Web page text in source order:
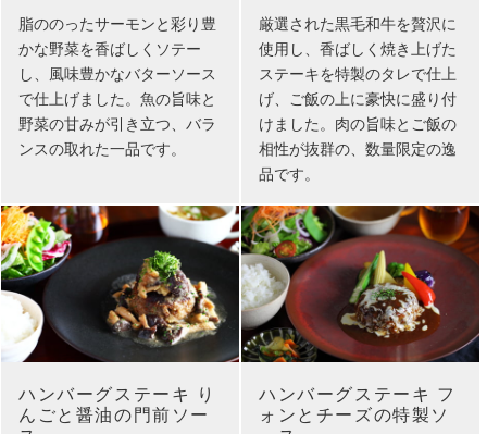
脂ののったサーモンと彩り豊
かな野菜を香ばしくソテー
し、風味豊かなバターソース
で仕上げました。魚の旨味と
野菜の甘みが引き立つ、バラ
ンスの取れた一品です。
厳選された黒毛和牛を贅沢に
使用し、香ばしく焼き上げた
ステーキを特製のタレで仕上
げ、ご飯の上に豪快に盛り付
けました。肉の旨味とご飯の
相性が抜群の、数量限定の逸
品です。
ハンバーグステーキ り
んごと醤油の門前ソー
ハンバーグステーキ フ
ォンとチーズの特製ソ